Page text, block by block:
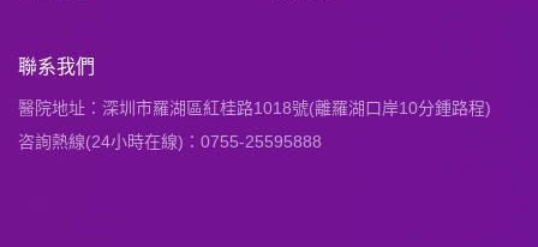
聯系我們
醫院地址：深圳市羅湖區紅桂路1018號(離羅湖口岸10分鍾路程)
咨詢熱線(24小時在線)：0755-25595888